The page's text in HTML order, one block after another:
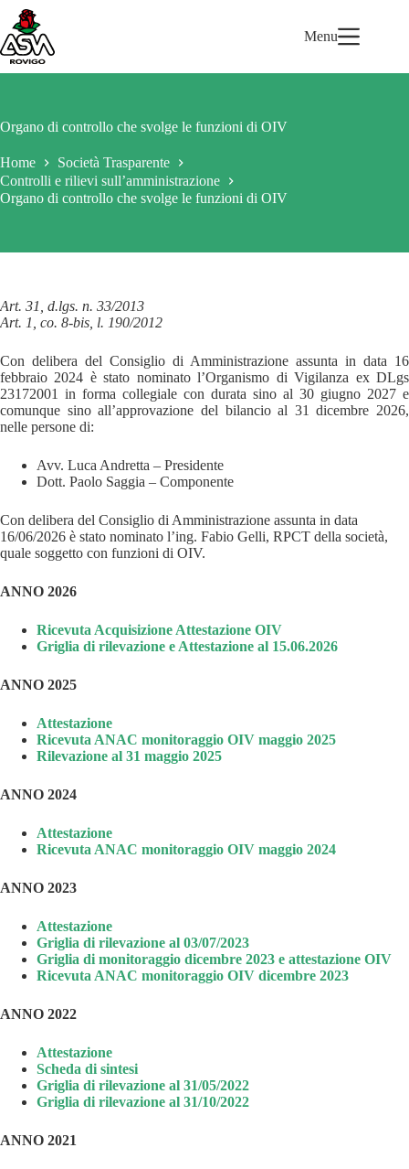
Salta
contenuto
Menu
Organo di controllo che svolge le funzioni di OIV
Home
Società Trasparente
Controlli e rilievi sull’amministrazione
Organo di controllo che svolge le funzioni di OIV
Art. 31, d.lgs. n. 33/2013
Art. 1, co. 8-bis, l. 190/2012
Con delibera del Consiglio di Amministrazione assunta in data 16
febbraio 2024 è stato nominato l’Organismo di Vigilanza ex DLgs
23172001 in forma collegiale con durata sino al 30 giugno 2027 e
comunque sino all’approvazione del bilancio al 31 dicembre 2026,
nelle persone di:
Avv. Luca Andretta – Presidente
Dott. Paolo Saggia – Componente
Con delibera del Consiglio di Amministrazione assunta in data
16/06/2026 è stato nominato l’ing. Fabio Gelli, RPCT della società,
quale soggetto con funzioni di OIV.
ANNO 2026
Ricevuta Acquisizione Attestazione OIV
Griglia di rilevazione e Attestazione al 15.06.2026
ANNO 2025
Attestazione
Ricevuta ANAC monitoraggio OIV maggio 2025
Rilevazione al 31 maggio 2025
ANNO 2024
Attestazione
Ricevuta ANAC monitoraggio OIV maggio 2024
ANNO 2023
Attestazione
Griglia di rilevazione al 03/07/2023
Griglia di monitoraggio dicembre 2023 e attestazione OIV
Ricevuta ANAC monitoraggio OIV dicembre 2023
ANNO 2022
Attestazione
Scheda di sintesi
Griglia di rilevazione al 31/05/2022
Griglia di rilevazione al 31/10/2022
ANNO 2021